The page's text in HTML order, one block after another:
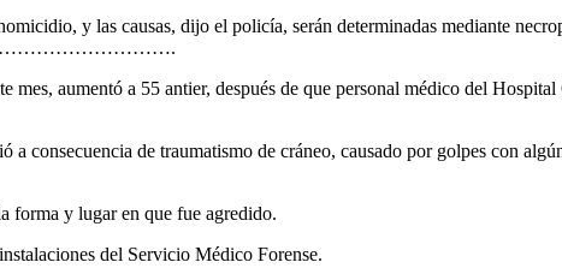
y las causas, dijo el policía, serán determinadas mediante
mes, aumentó a 55 antier, después de que personal médico del
a consecuencia de traumatismo de cráneo, causado por golpes con
forma y lugar en que fue agredido.
del Servicio Médico Forense.